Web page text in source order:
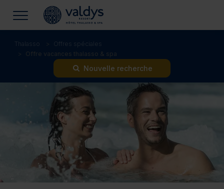
Thalasso
Offres spéciales
Offre vacances thalasso & spa
Nouvelle recherche